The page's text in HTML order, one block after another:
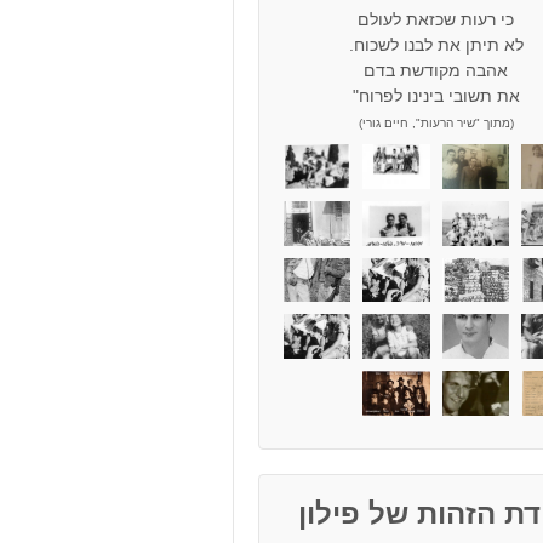
כי רעות שכזאת לעולם
לא תיתן את לבנו לשכוח.
אהבה מקודשת בדם
את תשובי בינינו לפרוח"
(מתוך "שיר הרעות", חיים גורי)
הזהות של פילון